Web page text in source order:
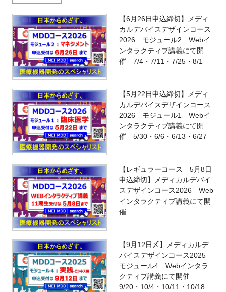
【6月26日申込締切】メディ
カルデバイスデザインコース
2026 モジュール2 Webイ
ンタラクティブ講義にて開
催 7/4・7/11・7/25・8/1
【5月22日申込締切】メディ
カルデバイスデザインコース
2026 モジュール1 Webイ
ンタラクティブ講義にて開
催 5/30・6/6・6/13・6/27
【レギュラーコース 5月8日
申込締切】メディカルデバイ
スデザインコース2026 Web
インタラクティブ講義にて開
催
【9月12日〆】メディカルデ
バイスデザインコース2025
モジュール4 Webインタラ
クティブ講義にて開催
9/20・10/4・10/11・10/18